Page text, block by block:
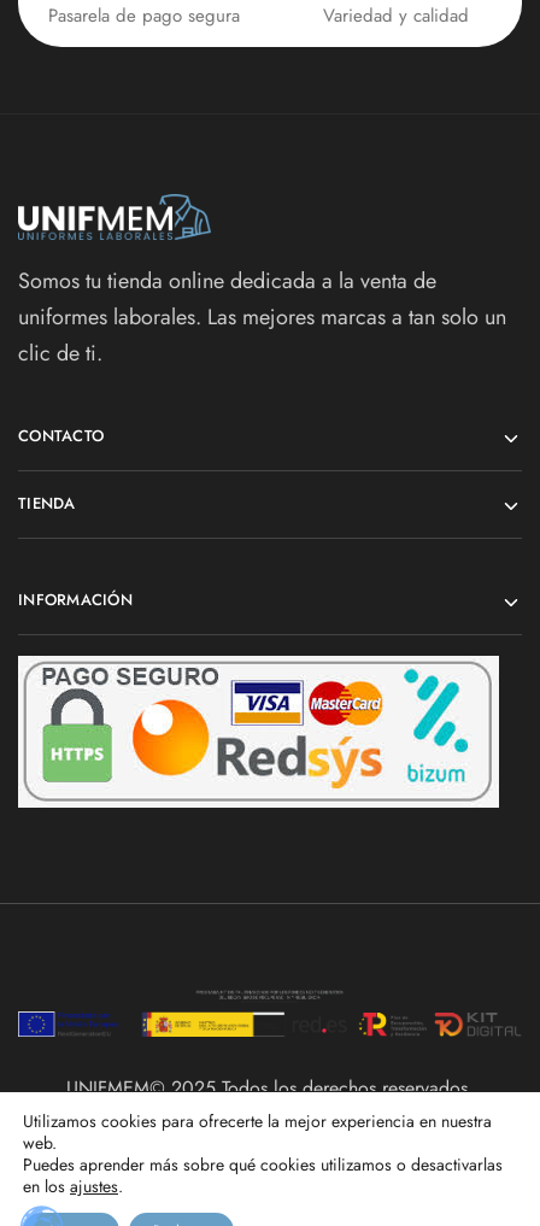
Pasarela de pago segura Variedad y calidad
Somos tu tienda online dedicada a la venta de
uniformes laborales. Las mejores marcas a tan solo un
clic de ti.
CONTACTO
TIENDA
INFORMACIÓN
UNIFMEM© 2025 Todos los derechos reservados.
Utilizamos cookies para ofrecerte la mejor experiencia en nuestra
web.
Puedes aprender más sobre qué cookies utilizamos o desactivarlas
en los ajustes.